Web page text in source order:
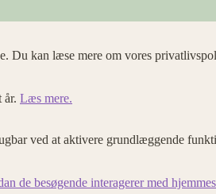
Du kan læse mere om vores
år. Læs mere.
ved at aktivere grundlæggende
de besøgende interagerer med